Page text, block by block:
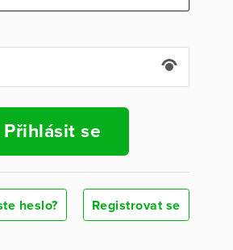
Přihlásit se
heslo? Registrovat se